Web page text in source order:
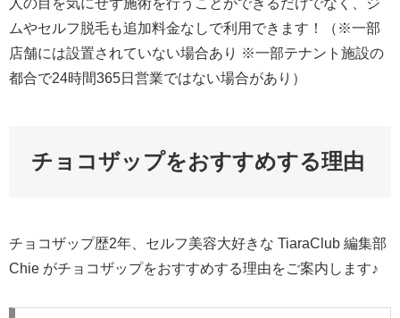
ムやセルフ脱毛も追加料金なしで利用できます！（※一部
店舗には設置されていない場合あり ※一部テナント施設の
都合で24時間365日営業ではない場合があり）
チョコザップをおすすめする理由
チョコザップ歴2年、セルフ美容大好きな TiaraClub 編集部
Chie がチョコザップをおすすめする理由をご案内します♪